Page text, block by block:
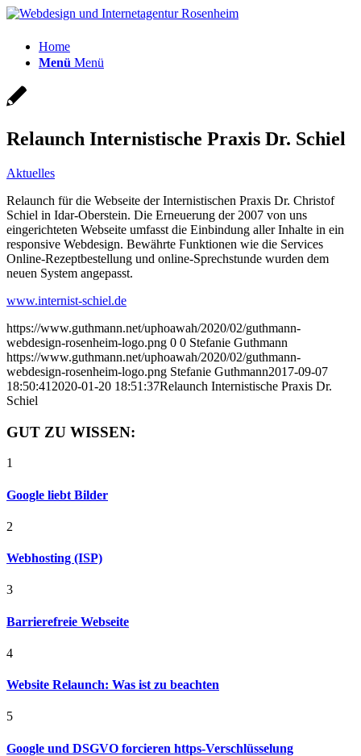
Home
Menü Menü
Relaunch Internistische Praxis Dr. Schiel
Aktuelles
Relaunch für die Webseite der Internistischen Praxis Dr. Christof
Schiel in Idar-Oberstein. Die Erneuerung der 2007 von uns
eingerichteten Webseite umfasst die Einbindung aller Inhalte in ein
responsive Webdesign. Bewährte Funktionen wie die Services
Online-Rezeptbestellung und online-Sprechstunde wurden dem
neuen System angepasst.
www.internist-schiel.de
https://www.guthmann.net/uphoawah/2020/02/guthmann-
webdesign-rosenheim-logo.png 0 0 Stefanie Guthmann
https://www.guthmann.net/uphoawah/2020/02/guthmann-
webdesign-rosenheim-logo.png Stefanie Guthmann2017-09-07
18:50:41 2020-01-20 18:51:37Relaunch Internistische Praxis Dr.
Schiel
GUT ZU WISSEN:
1
Google liebt Bilder
2
Webhosting (ISP)
3
Barrierefreie Webseite
4
Website Relaunch: Was ist zu beachten
5
Google und DSGVO forcieren https-Verschlüsselung